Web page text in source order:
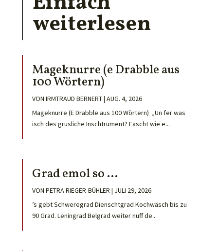
weiterlesen
Mageknurre (e Drabble aus
100 Wörtern)
VON IRMTRAUD BERNERT| AUG. 4, 2026
Mageknurre (E Drabble aus 100 Wörtern) „Un fer was
isch des grusliche Inschtrument? Fascht wie e...
Grad emol so …
VON PETRA RIEGER-BÜHLER | JULI 29, 2026
’s gebt Schweregrad Dienschtgrad Kochwäsch bis zu
90 Grad. Leningrad Belgrad weiter nuff de...